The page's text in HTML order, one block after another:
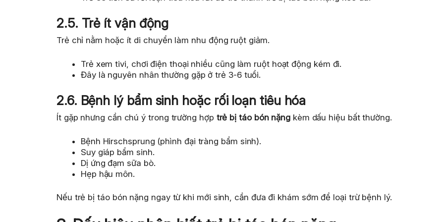
2.5. Trẻ ít vận động
Trẻ chỉ nằm hoặc ít di chuyển làm nhu động ruột giảm.
Trẻ xem tivi, chơi điện thoại nhiều cũng làm ruột hoạt động kém đi.
Đây là nguyên nhân thường gặp ở trẻ 3-6 tuổi.
2.6. Bệnh lý bẩm sinh hoặc rối loạn tiêu hóa
Ít gặp nhưng cần chú ý trong trường hợp trẻ bị táo bón nặng kèm dấu hiệu bất thường.
Bệnh Hirschsprung (phình đại tràng bẩm sinh).
Suy giáp bẩm sinh.
Dị ứng đạm sữa bò.
Hẹp hậu môn.
Nếu trẻ bị táo bón nặng ngay từ khi mới sinh, cần đưa đi khám sớm để loại trừ bệnh lý.